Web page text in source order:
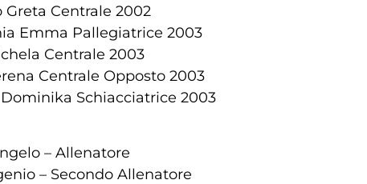
Greta Centrale 2002
Emma Pallegiatrice 2003
Centrale 2003
Centrale Opposto 2003
Schiacciatrice 2003
– Allenatore
– Secondo Allenatore